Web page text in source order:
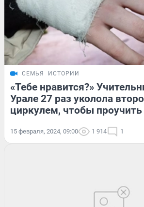
СЕМЬЯ ИСТОРИИ
«Тебе нравится?»
Урале 27 раз уколола
циркулем, чтобы проучить
15 февраля, 2024, 09:00 1 914 1